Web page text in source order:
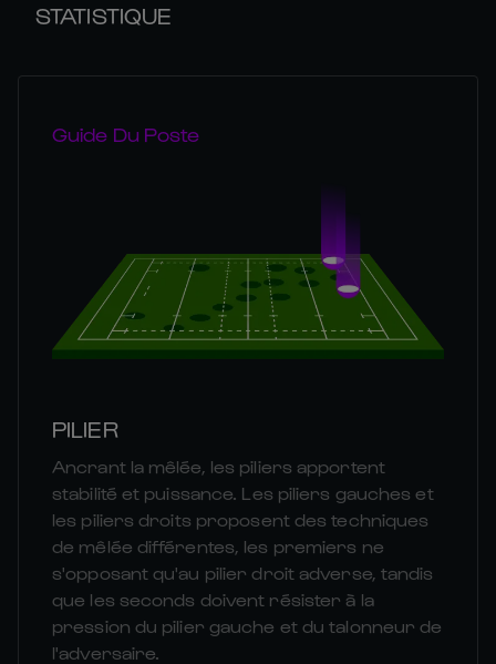
STATISTIQUE
Guide Du Poste
PILIER
Ancrant la mêlée, les piliers apportent
stabilité et puissance. Les piliers gauches et
les piliers droits proposent des techniques
de mêlée différentes, les premiers ne
s'opposant qu'au pilier droit adverse, tandis
que les seconds doivent résister à la
pression du pilier gauche et du talonneur de
l'adversaire.